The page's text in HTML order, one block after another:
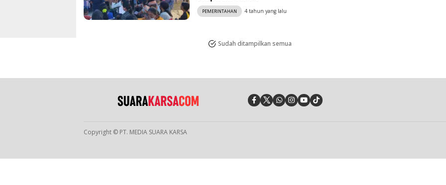
PEMERINTAHAN 4 tahun yang lalu
Sudah ditampilkan semua
Copyright © PT. MEDIA SUARA KARSA